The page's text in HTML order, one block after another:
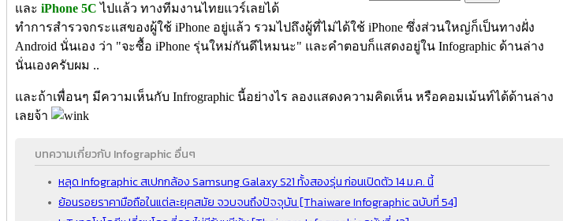
และ iPhone 5C ไปแล้ว ทางทีมงานไทยแวร์เลยได้
ทำการสำรวจกระแสของผู้ใช้ iPhone อยู่แล้ว รวมไปถึงผู้ที่ไม่ได้ใช้ iPhone ซึ่งส่วนใหญ่ก็เป็นทางฝั่ง
Android นั่นเอง ว่า "จะซื้อ iPhone รุ่นใหม่กันดีไหมนะ" และคำตอบก็แสดงอยู่ใน Infographic ด้านล่าง
นั่นเองครับผม ..
และถ้าเพื่อนๆ มีความเห็นกับ Infrographic นี้อย่างไร ลองแสดงความคิดเห็น หรือคอมเม้นท์ได้ด้านล่าง
เลยจ้า
บทความเกี่ยวกับ Infographic อื่นๆ
หลุด Infographic สเปกกล้อง Samsung Galaxy S21 ทั้งสองรุ่น ก่อนเปิดตัว 14 ม.ค. นี้
ย้อนรอยราคามือถือในแต่ละยุคสมัย จวบจนถึงปัจจุบัน [Thaiware Infographic ฉบับที่ 54]